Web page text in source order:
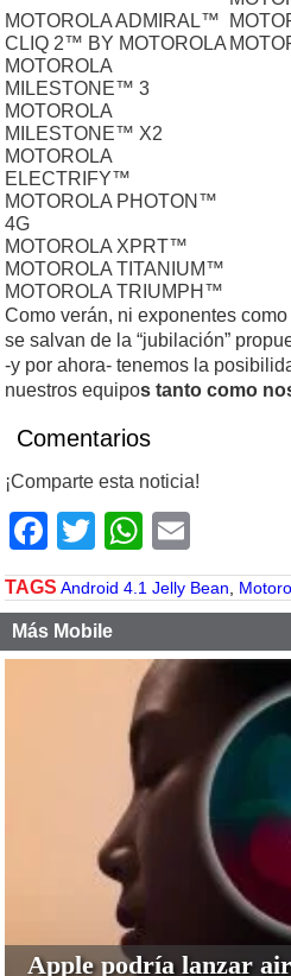
MOTOROLA ADMIRAL™
CLIQ 2™ BY MOTOROLA
MOTOROLA
MILESTONE™ 3
MOTOROLA
MILESTONE™ X2
MOTOROLA
ELECTRIFY™
MOTOROLA PHOTON™
4G
MOTOROLA XPRT™
MOTOROLA TITANIUM™
MOTOROLA TRIUMPH™
Como verán, ni exponentes como
se salvan de la “jubilación”
-y por ahora- tenemos la
nuestros equipos tanto como
Comentarios
¡Comparte esta noticia!
Facebook
Twitter
TAGS Android 4.1 Jelly Bean
Más Mobile
Apple podría lanzar